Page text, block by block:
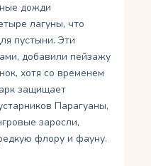
дожди
лагуны, что
пустыни. Эти
добавили пейзажу
хотя со временем
защищает
Парагуаны,
заросли,
флору и фауну.